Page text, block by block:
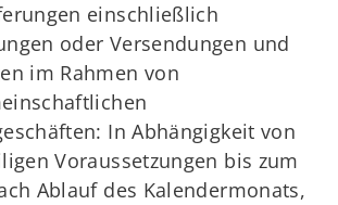
einschließlich
oder Versendungen und
im Rahmen von
In Abhängigkeit von
Voraussetzungen bis zum
Ablauf des Kalendermonats,